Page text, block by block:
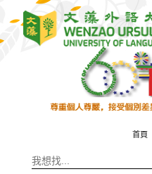
主
首頁